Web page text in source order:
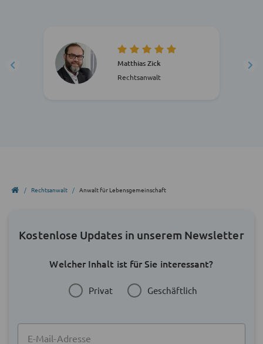
Matthias Zick
Rechtsanwalt
Rechtsanwalt Anwalt für Lebensgemeinschaft
Kostenlose Updates in unserem Newsletter
Welcher Inhalt ist für Sie interessant?
Privat Geschäftlich